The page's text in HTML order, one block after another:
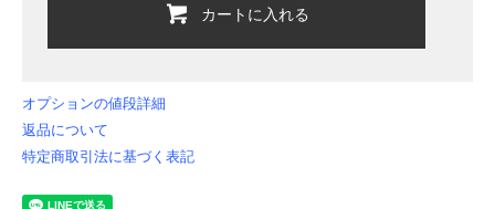
カートに入れる
オプションの値段詳細
返品について
特定商取引法に基づく表記